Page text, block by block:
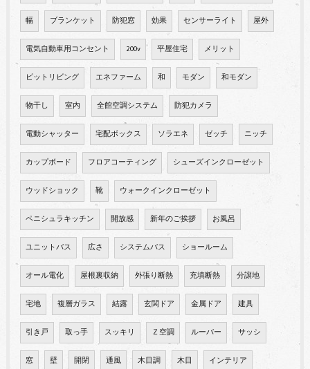
幅 ブランケット 防犯窓 効果 センサーライト 屋外
電気自動車用コンセント 200v 平屋住宅 メリット
ピットリビング エネファーム 和 モダン 和モダン
物干し 室内 全館空調システム 防犯カメラ
電動シャッター 宅配ボックス ソラエネ ゼッチ ニッチ
カップボード フロアコーティング シューズインクローゼット
ウッドショック 靴 ウォークインクローゼット
ペニシュラキッチン 開放感 新年のご挨拶 お風呂
ユニットバス 広さ システムバス ショールーム
オール電化 屋根裏収納 外張り断熱 充填断熱 分譲地
宅地 複層ガラス 結露 玄関ドア 金属ドア 建具
引き戸 取っ手 スッキリ Ｚ空調 ルーバー サッシ
窓 壁 開閉 通風 木目調 木目 インテリア